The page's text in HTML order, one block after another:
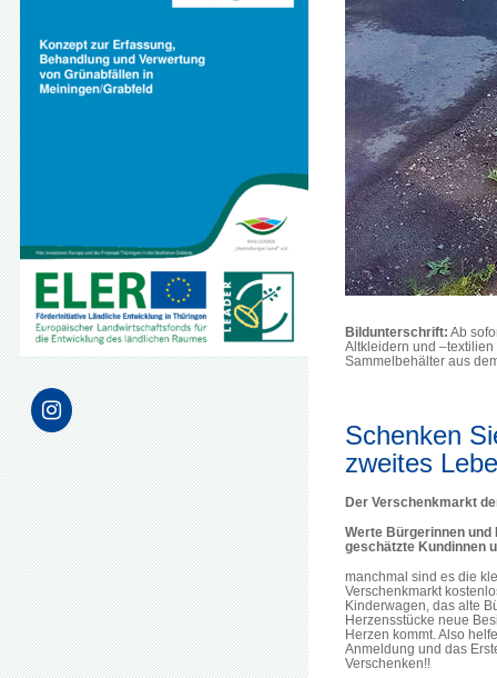
Bildunterschrift: Ab
Altkleidern und
Sammelbehälter aus
Schenken
zweites
Der Verschenkmarkt
Werte Bürgerinnen und
geschätzte Kundinnen
manchmal sind es die
Verschenkmarkt
Kinderwagen, das alte
Herzensstücke neue
Herzen kommt. Also
Anmeldung und das
Verschenken!!